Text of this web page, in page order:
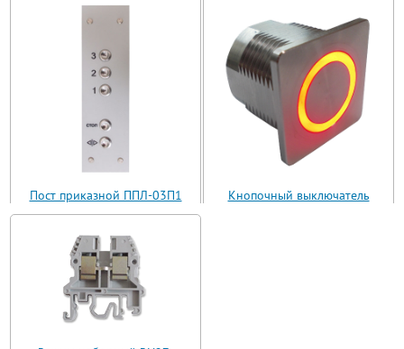
Пост приказной ППЛ-03П1
(ППЛ11-03)
Кнопочный выключатель